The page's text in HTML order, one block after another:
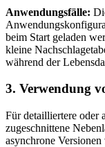
Anwendungsfälle:
beim Start geladen
kleine
während der
3. Verwendung
Für detailliertere oder
zugeschnittene
asynchrone